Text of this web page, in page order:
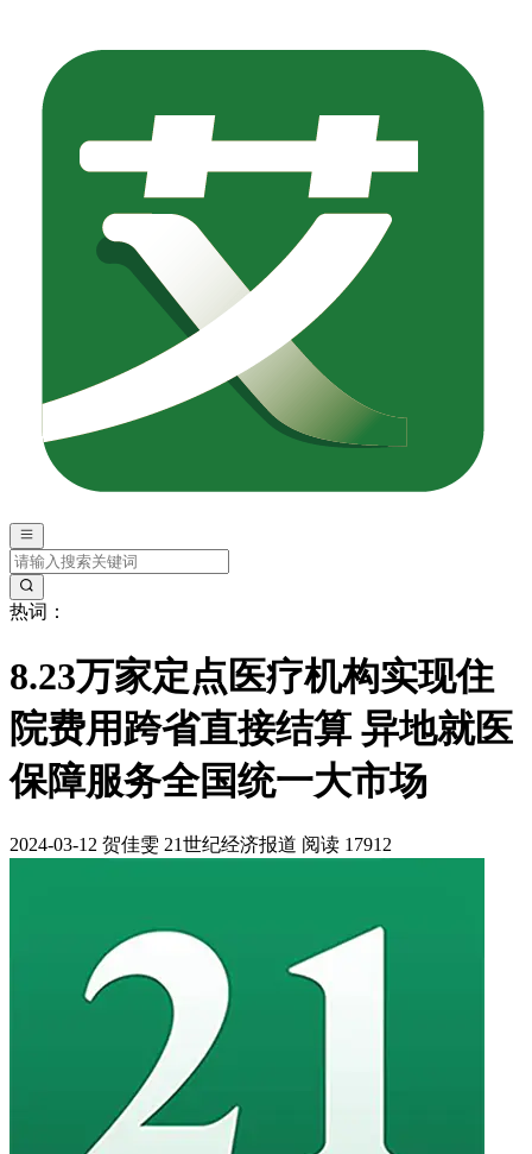
热词：
8.23万家定点医疗机构实现住
院费用跨省直接结算 异地就医
保障服务全国统一大市场
2024-03-12 贺佳雯 21世纪经济报道 阅读 17912